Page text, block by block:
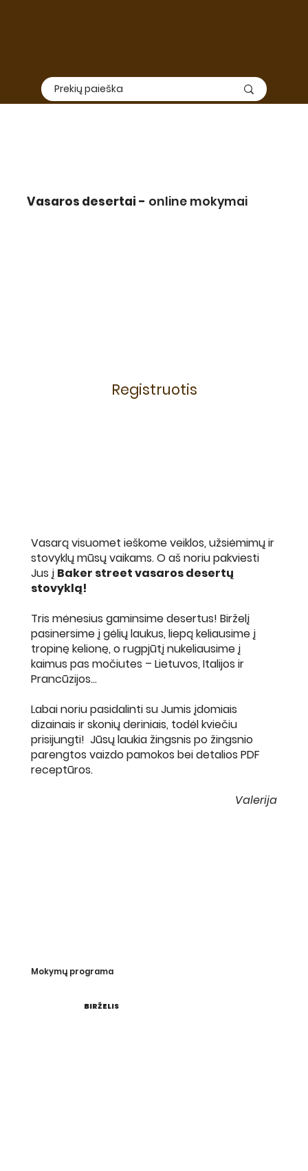
Vasaros desertai - online mokymai
Registruotis
Vasarą visuomet ieškome veiklos, užsiėmimų ir
stovyklų mūsų vaikams. O aš noriu pakviesti
Jus į Baker street vasaros desertų
stovyklą!
Tris mėnesius gaminsime desertus! Birželį
pasinersime į gėlių laukus, liepą keliausime į
tropinę kelionę, o rugpjūtį nukeliausime į
kaimus pas močiutes – Lietuvos, Italijos ir
Prancūzijos...
Labai noriu pasidalinti su Jumis įdomiais
dizainais ir skonių deriniais, todėl kviečiu
prisijungti! Jūsų laukia žingsnis po žingsnio
parengtos vaizdo pamokos bei detalios PDF
receptūros.
Valerija
BIRŽELIS
Mokymų programa